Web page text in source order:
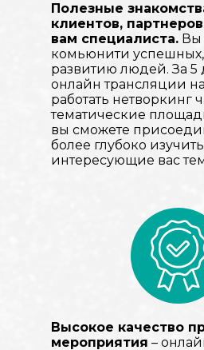
Полезные
клиентов,
вам специалиста. Вы
комьюнити
развитию людей. За 5
онлайн трансляции
работать нетворкинг
тематические
вы сможете
более глубоко изучить
интересующие вас
Высокое качество
мероприятия –